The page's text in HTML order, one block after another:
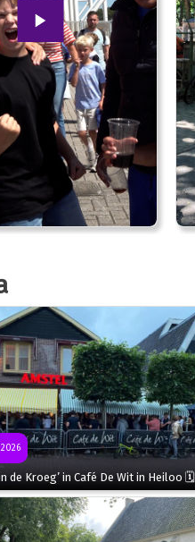
de Kroeg’ in Café De Wit in Heiloo 🗓